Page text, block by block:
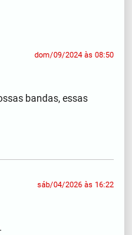
dom/09/2024 às 08:50
bandas, essas
sáb/04/2026 às 16:22